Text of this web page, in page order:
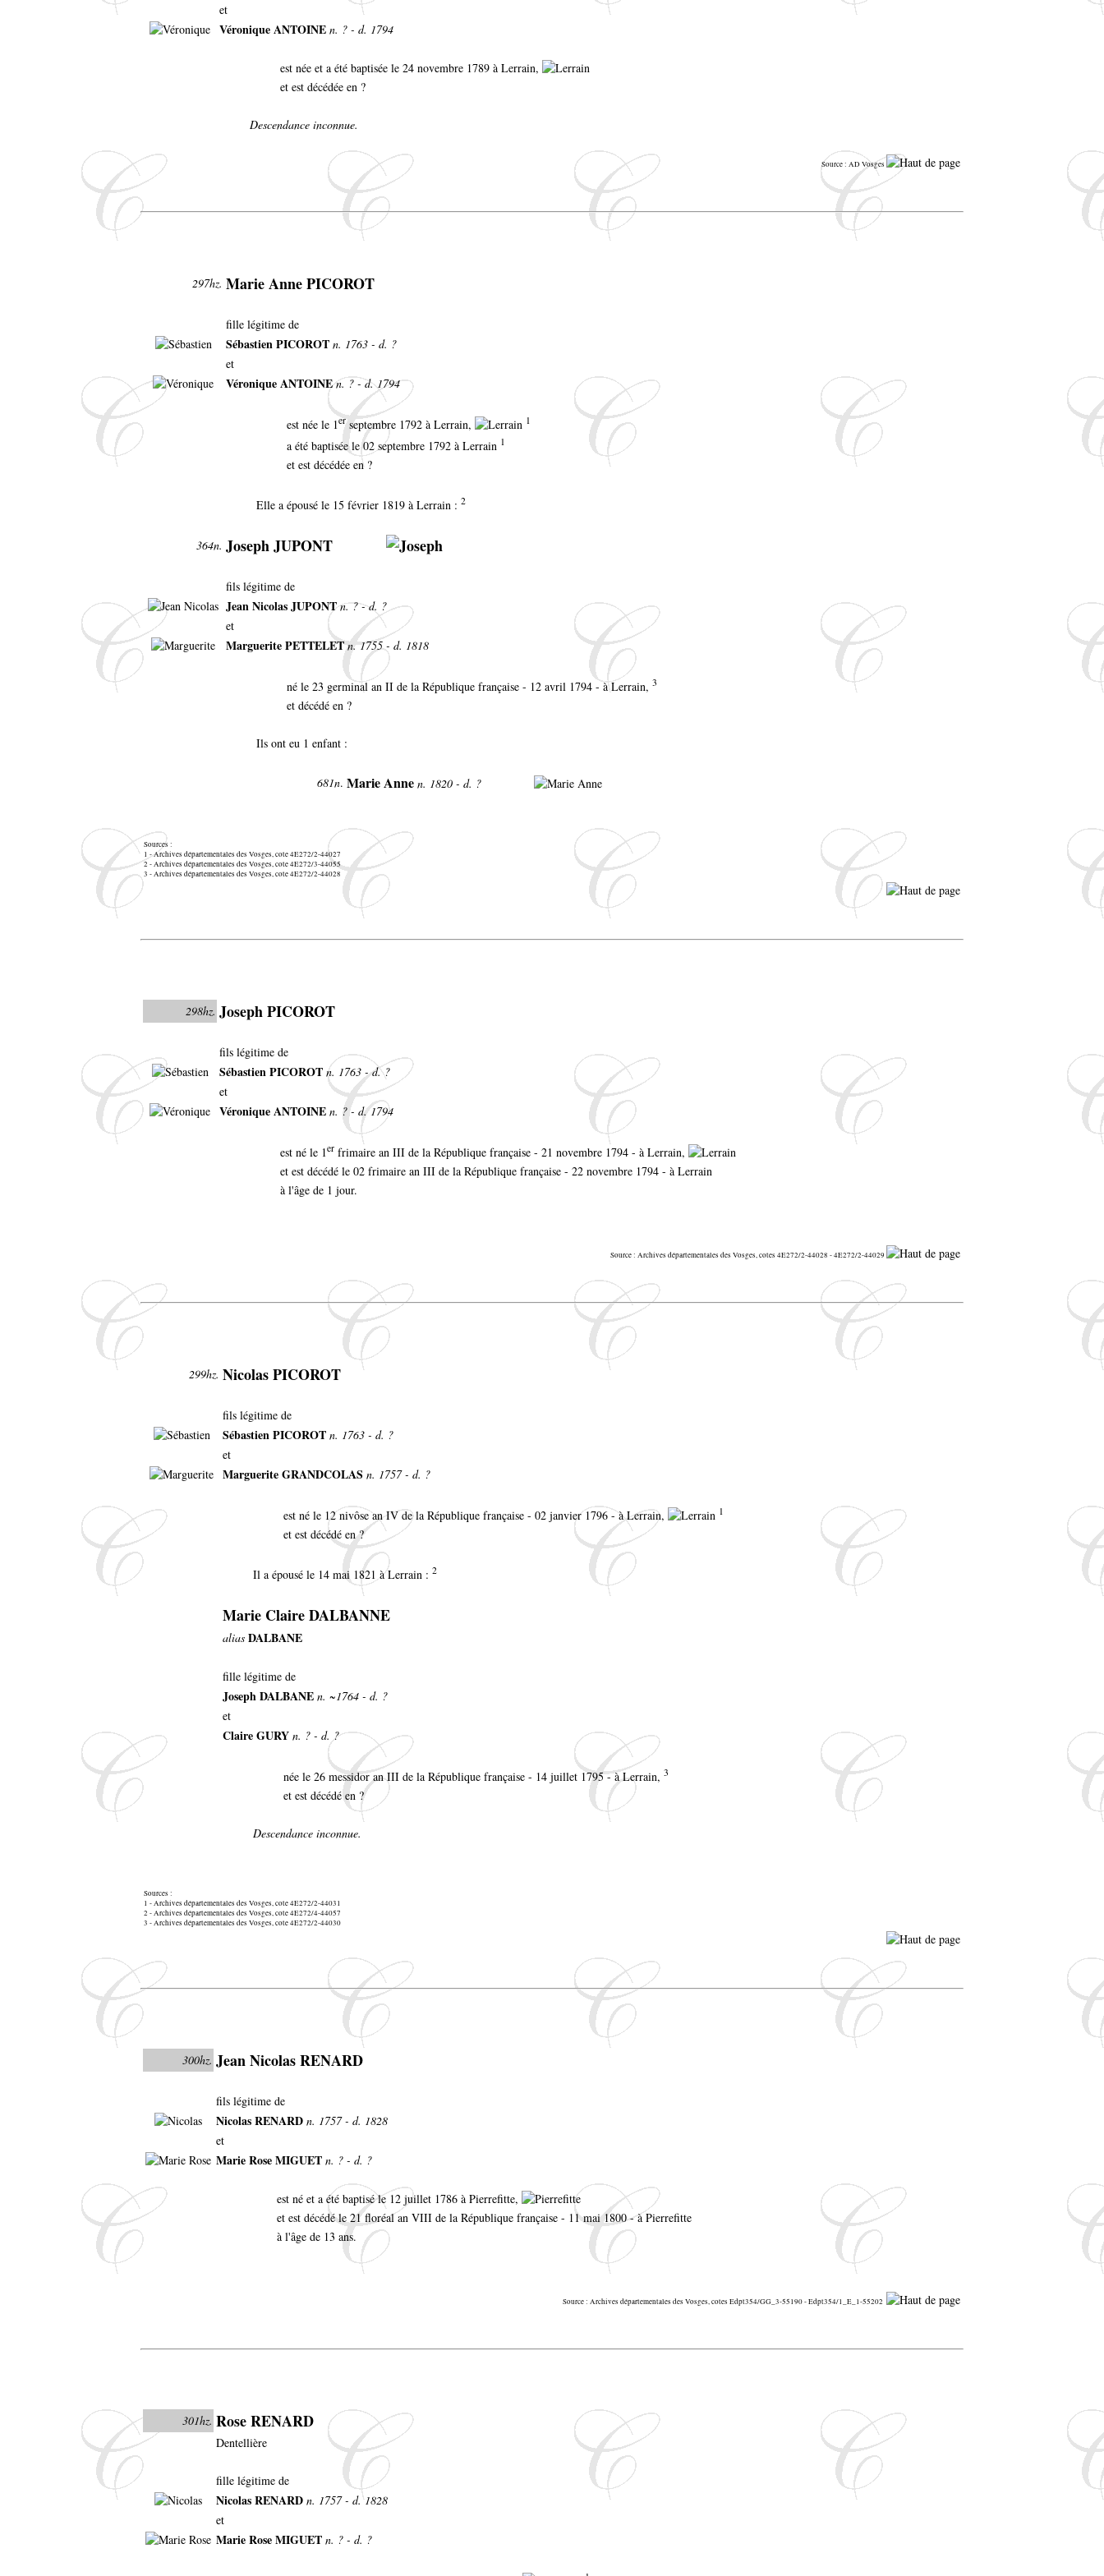
et
Véronique ANTOINE n. ? - d. 1794
est née et a été baptisée le 24 novembre 1789 à Lerrain,
et est décédée en ?
Descendance inconnue.
Source : AD Vosges
297hz. Marie Anne PICOROT
fille légitime de
Sébastien PICOROT n. 1763 - d. ?
et
Véronique ANTOINEn. ? - d. 1794
est née le 1erseptembre 1792 à Lerrain, 1
a été baptisée le 02 septembre 1792 à Lerrain 1
et est décédée en ?
Elle a épousé le 15 février 1819 à Lerrain : 2
364n. Joseph JUPONT
fils légitime de
Jean Nicolas JUPONT n. ? - d. ?
et
Marguerite PETTELET n. 1755 - d. 1818
né le 23 germinal an II de la République française - 12 avril 1794 - à Lerrain, 3
et décédé en ?
Ils ont eu 1 enfant :
681n. Marie Anne n. 1820 - d. ?
Sources :
1 - Archives départementales des Vosges, cote 4E272/2-44027
2 - Archives départementales des Vosges, cote 4E272/3-44055
3 - Archives départementales des Vosges, cote 4E272/2-44028
298hz. Joseph PICOROT
fils légitime de
Sébastien PICOROT n. 1763 - d. ?
et
Véronique ANTOINE n. ? - d. 1794
est né le 1er frimaire an III de la République française - 21 novembre 1794 - à Lerrain,
et est décédé le 02 frimaire an III de la République française - 22 novembre 1794 - à Lerrain
à l'âge de 1 jour.
Source : Archives départementales des Vosges, cotes 4E272/2-44028 - 4E272/2-44029
299hz. Nicolas PICOROT
fils légitime de
Sébastien PICOROT n. 1763 - d. ?
et
Marguerite GRANDCOLAS n. 1757 - d. ?
est né le 12 nivôse an IV de la République française - 02 janvier 1796 - à Lerrain, 1
et est décédé en ?
Il a épousé le 14 mai 1821 à Lerrain : 2
Marie Claire DALBANNE
alias DALBANE
fille légitime de
Joseph DALBANE n. ~1764 - d. ?
et
Claire GURY n. ? - d. ?
née le 26 messidor an III de la République française - 14 juillet 1795 - à Lerrain, 3
et est décédé en ?
Descendance inconnue.
Sources :
1 - Archives départementales des Vosges, cote 4E272/2-44031
2 - Archives départementales des Vosges, cote 4E272/4-44057
3 - Archives départementales des Vosges, cote 4E272/2-44030
300hz. Jean Nicolas RENARD
fils légitime de
Nicolas RENARD n. 1757 - d. 1828
et
Marie Rose MIGUET n. ? - d. ?
est né et a été baptisé le 12 juillet 1786 à Pierrefitte,
et est décédé le 21 floréal an VIII de la République française - 11 mai 1800 - à Pierrefitte
à l'âge de 13 ans.
Source : Archives départementales des Vosges, cotes Edpt354/GG_3-55190 - Edpt354/1_E_1-55202
301hz. Rose RENARD
Dentellière
fille légitime de
Nicolas RENARD n. 1757 - d. 1828
et
Marie Rose MIGUET n. ? - d. ?